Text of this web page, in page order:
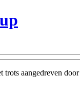
trots aangedreven door